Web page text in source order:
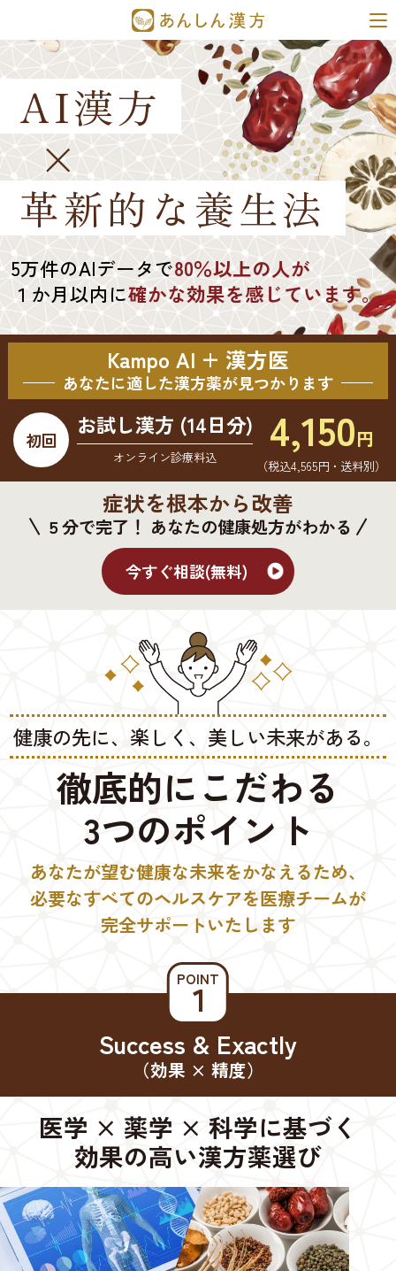
AI漢方
×
革新的な養生法
5万件のAIデータで80％以上の人が
１か月以内に確かな効果を感じています。
Kampo AI + 漢方医
あなたに適した漢方薬が見つかります
初回
お試し漢方 (14日分)
オンライン診療料込 4,150円
（税込4,565円・送料別）
症状を根本から改善
５分で完了！ あなたの健康処方がわかる
今すぐ相談(無料)
健康の先に、楽しく、美しい未来がある。
徹底的にこだわる
3つのポイント
あなたが望む健康な未来をかなえるため、
必要なすべてのヘルスケアを医療チームが
完全サポートいたします
POINT
１
Success & Exactly
（効果 × 精度）
医学 × 薬学 × 科学に基づく
効果の高い漢方薬選び